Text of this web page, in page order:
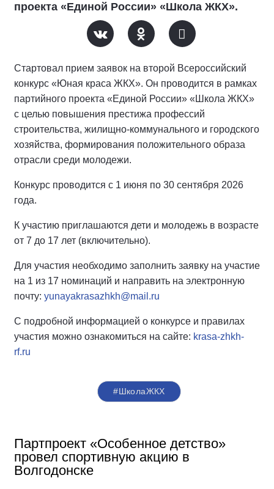
проекта «Единой России» «Школа ЖКХ».
Стартовал прием заявок на второй Всероссийский
конкурс «Юная краса ЖКХ». Он проводится в рамках
партийного проекта «Единой России» «Школа ЖКХ»
с целью повышения престижа профессий
строительства, жилищно-коммунального и городского
хозяйства, формирования положительного образа
отрасли среди молодежи.
Конкурс проводится с 1 июня по 30 сентября 2026
года.
К участию приглашаются дети и молодежь в возрасте
от 7 до 17 лет (включительно).
Для участия необходимо заполнить заявку на участие
на 1 из 17 номинаций и направить на электронную
почту: yunayakrasazhkh@mail.ru
С подробной информацией о конкурсе и правилах
участия можно ознакомиться на сайте: krasa-zhkh-
rf.ru
#ШколаЖКХ
Партпроект «Особенное детство»
провел спортивную акцию в
Волгодонске